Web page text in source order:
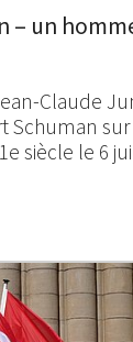
– un
Claude
Schuman sur
siècle le 6